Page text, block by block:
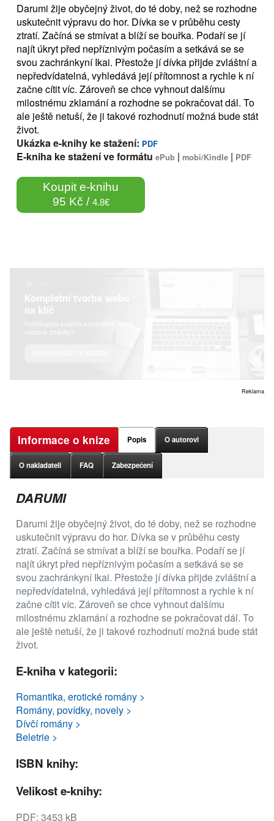
Darumi žije obyčejný život, do té doby, než se rozhodne
uskutečnit výpravu do hor. Dívka se v průběhu cesty
ztratí. Začíná se stmívat a blíží se bouřka. Podaří se jí
najít úkryt před nepříznivým počasím a setkává se se
svou zachránkyní Ikai. Přestože jí dívka přijde zvláštní a
nepředvídatelná, vyhledává její přítomnost a rychle k ní
začne cítit víc. Zároveň se chce vyhnout dalšímu
milostnému zklamání a rozhodne se pokračovat dál. To
ale ještě netuší, že ji takové rozhodnutí možná bude stát
život.
Ukázka e-knihy ke stažení: PDF
E-kniha ke stažení ve formátu ePub | mobi/Kindle | PDF
Koupit e-knihu
95 Kč / 4.8€
Reklama
Informace o knize Popis O autorovi
O nakladateli FAQ Zabezpečení
DARUMI
Darumi žije obyčejný život, do té doby, než se rozhodne
uskutečnit výpravu do hor. Dívka se v průběhu cesty
ztratí. Začíná se stmívat a blíží se bouřka. Podaří se jí
najít úkryt před nepříznivým počasím a setkává se se
svou zachránkyní Ikai. Přestože jí dívka přijde zvláštní a
nepředvídatelná, vyhledává její přítomnost a rychle k ní
začne cítit víc. Zároveň se chce vyhnout dalšímu
milostnému zklamání a rozhodne se pokračovat dál. To
ale ještě netuší, že ji takové rozhodnutí možná bude stát
život.
E-kniha v kategorii:
Romantika, erotické romány >
Romány, povídky, novely >
Dívčí romány >
Beletrie >
ISBN knihy:
Velikost e-knihy:
PDF: 3453 kB